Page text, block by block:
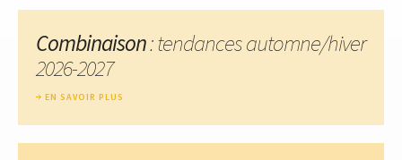
Combinaison: tendances automne/hiver
2026-2027
EN SAVOIR PLUS